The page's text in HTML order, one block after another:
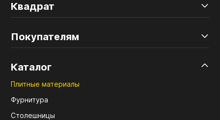
Квадрат
Покупателям
Каталог
Плитные материалы
Фурнитура
Столешницы